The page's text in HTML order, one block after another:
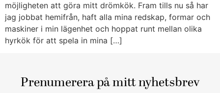
möjligheten att göra mitt drömkök. Fram tills nu så har
jag jobbat hemifrån, haft alla mina redskap, formar och
maskiner i min lägenhet och hoppat runt mellan olika
hyrkök för att spela in mina […]
Prenumerera på mitt nyhetsbrev